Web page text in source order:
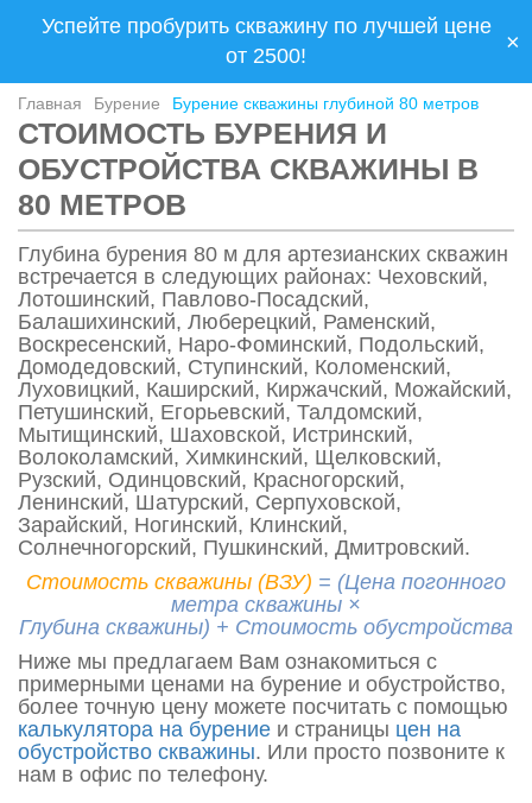
Успейте пробурить скважину по лучшей цене
от 2500!
×
Главная Бурение Бурение скважины глубиной 80 метров
СТОИМОСТЬ БУРЕНИЯ И
ОБУСТРОЙСТВА СКВАЖИНЫ В
80 МЕТРОВ
Глубина бурения 80 м для артезианских скважин
встречается в следующих районах: Чеховский,
Лотошинский, Павлово-Посадский,
Балашихинский, Люберецкий, Раменский,
Воскресенский, Наро-Фоминский, Подольский,
Домодедовский, Ступинский, Коломенский,
Луховицкий, Каширский, Киржачский, Можайский,
Петушинский, Егорьевский, Талдомский,
Мытищинский, Шаховской, Истринский,
Волоколамский, Химкинский, Щелковский,
Рузский, Одинцовский, Красногорский,
Ленинский, Шатурский, Серпуховской,
Зарайский, Ногинский, Клинский,
Солнечногорский, Пушкинский, Дмитровский.
Стоимость скважины (ВЗУ) = (Цена погонного
метра скважины ×
Глубина скважины) + Стоимость обустройства
Ниже мы предлагаем Вам ознакомиться с
примерными ценами на бурение и обустройство,
более точную цену можете посчитать с помощью
калькулятора на бурение и страницы цен на
обустройство скважины. Или просто позвоните к
нам в офис по телефону.